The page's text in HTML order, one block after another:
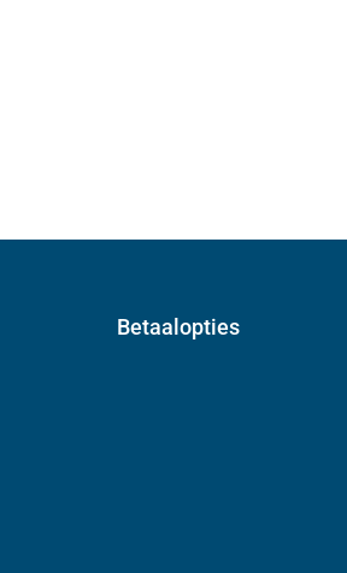
Betaalopties